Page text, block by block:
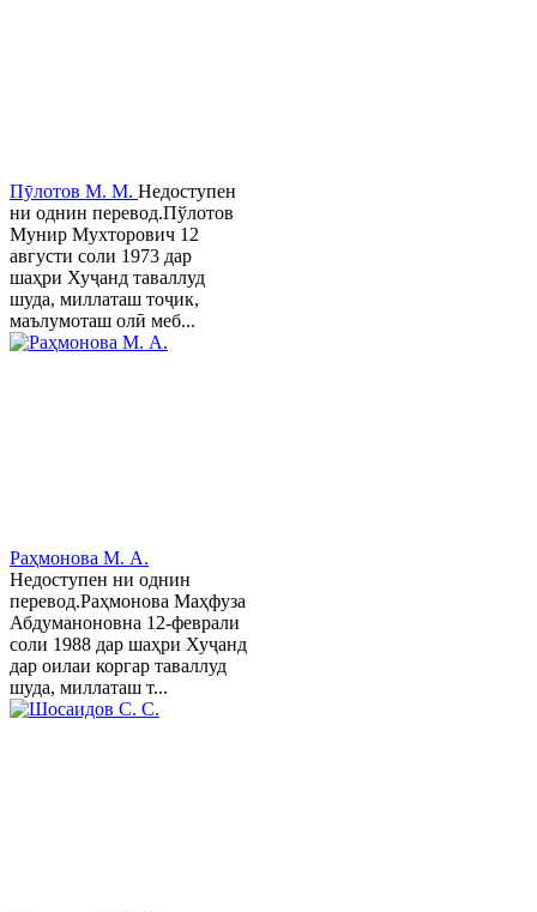
Пӯлотов М. М. Недоступен
ни однин перевод.Пўлотов
Мунир Мухторович 12
августи соли 1973 дар
шаҳри Хуҷанд таваллуд
шуда, миллаташ тоҷик,
маълумоташ олӣ меб...
Раҳмонова М. А.
Недоступен ни однин
перевод.Раҳмонова Маҳфуза
Абдуманоновна 12-феврали
соли 1988 дар шаҳри Хуҷанд
дар оилаи коргар таваллуд
шуда, миллаташ т...